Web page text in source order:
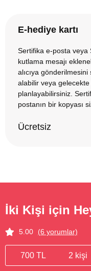
E-hediye kartı
Sertifika e-posta veya
kutlama mesajı
alıcıya
alabilir veya
planlayabilirsiniz.
postanın bir kopyası
Ücretsiz
İki Kişi için
5.00 (6 yorumlar)
700 TL 2 kişi